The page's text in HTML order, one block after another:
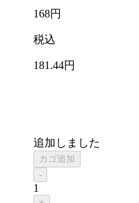
168円
税込
181 .44円
追加しました
カゴ追加
-
1